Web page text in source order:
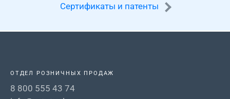
Сертификаты и патенты
ОТДЕЛ РОЗНИЧНЫХ ПРОДАЖ
8 800 555 43 74